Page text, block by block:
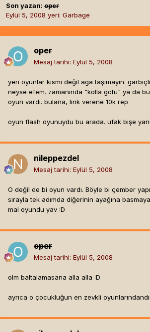
Son yazan: oper
Eylül 5, 2008 yeri: Garbage
oper
Mesaj tarihi: Eylül 5, 2008
yeri oyunlar kısmı değil aga taşımayın.
neyse efem. zamanında "kolla götü" ya da
oyun vardı. bulana, link verene 10k rep
oyun flash oyunuydu bu arada. ufak bişe
nileppezdel
Mesaj tarihi: Eylül 5, 2008
O değil de bi oyun vardı. Böyle bi çember
sırayla tek adımda diğerinin ayağına
mal oyundu yav :D
oper
Mesaj tarihi: Eylül 5, 2008
olm baltalamasana alla alla :D
ayrıca o çocukluğun en zevkli